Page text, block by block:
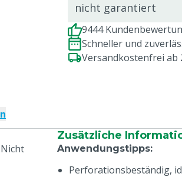
nicht garantiert
9444
Schneller und
Versandkostenfrei ab
Zusätzliche
Anwendungstipps:
Perforationsbeständig,